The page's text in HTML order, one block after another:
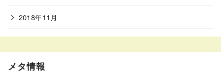
2018年11月
メタ情報